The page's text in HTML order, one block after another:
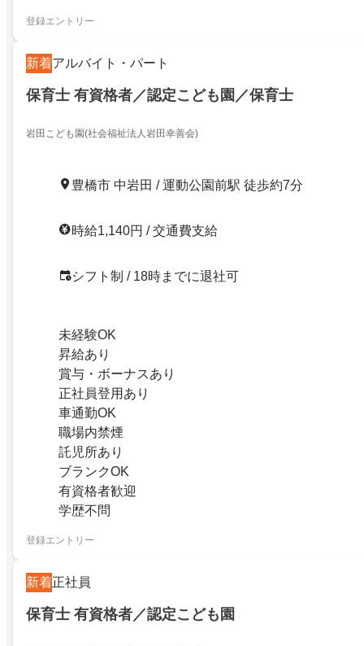
登録エントリー
新着アルバイト・パート
保育士 有資格者／認定こども園／保育士
岩田こども園(社会福祉法人岩田幸善会)
豊橋市 中岩田 / 運動公園前駅 徒歩約7分
時給1,140円 / 交通費支給
シフト制 / 18時までに退社可
未経験OK
昇給あり
賞与・ボーナスあり
正社員登用あり
車通勤OK
職場内禁煙
託児所あり
ブランクOK
有資格者歓迎
学歴不問
登録エントリー
新着正社員
保育士 有資格者／認定こども園